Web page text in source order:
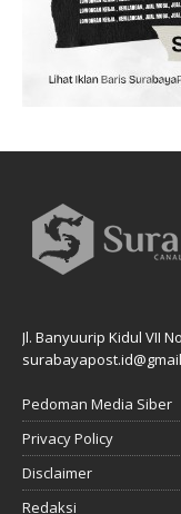
Jl. Banyuurip Kidul VII
Pedoman Media Siber
Privacy Policy
Disclaimer
Redaksi